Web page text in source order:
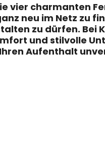
vier charmanten
neu im Netz zu
zu dürfen. Bei
und stilvolle
Aufenthalt